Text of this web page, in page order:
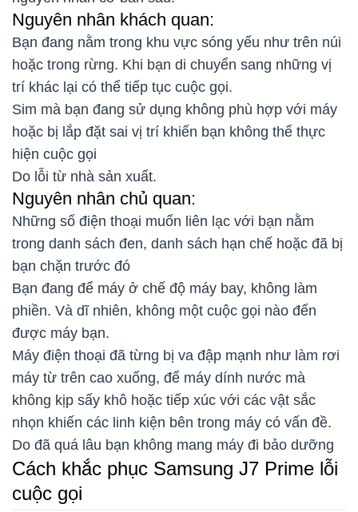
Nguyên nhân khách quan:
Bạn đang nằm trong khu vực sóng yếu như trên núi
hoặc trong rừng. Khi bạn di chuyển sang những vị
trí khác lại có thể tiếp tục cuộc gọi.
Sim mà bạn đang sử dụng không phù hợp với máy
hoặc bị lắp đặt sai vị trí khiến bạn không thể thực
hiện cuộc gọi
Do lỗi từ nhà sản xuất.
Nguyên nhân chủ quan:
Những số điện thoại muốn liên lạc với bạn nằm
trong danh sách đen, danh sách hạn chế hoặc đã bị
bạn chặn trước đó
Bạn đang để máy ở chế độ máy bay, không làm
phiền. Và dĩ nhiên, không một cuộc gọi nào đến
được máy bạn.
Máy điện thoại đã từng bị va đập mạnh như làm rơi
máy từ trên cao xuống, để máy dính nước mà
không kịp sấy khô hoặc tiếp xúc với các vật sắc
nhọn khiến các linh kiện bên trong máy có vấn đề.
Do đã quá lâu bạn không mang máy đi bảo dưỡng
Cách khắc phục Samsung J7 Prime lỗi
cuộc gọi